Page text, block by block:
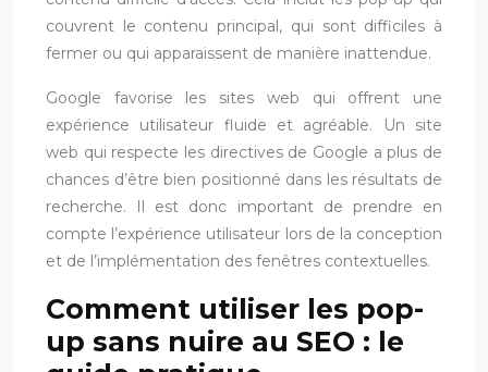
couvrent le contenu principal, qui sont difficiles à
fermer ou qui apparaissent de manière inattendue.
Google favorise les sites web qui offrent une
expérience utilisateur fluide et agréable. Un site
web qui respecte les directives de Google a plus de
chances d’être bien positionné dans les résultats de
recherche. Il est donc important de prendre en
compte l’expérience utilisateur lors de la conception
et de l’implémentation des fenêtres contextuelles.
Comment utiliser les pop-
up sans nuire au SEO : le